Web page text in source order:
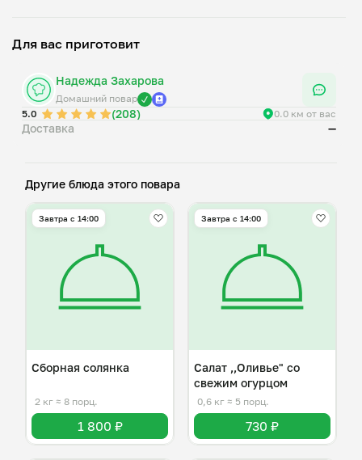
Для вас приготовит
Надежда Захарова
Домашний повар
5.0
(208) 0.0 км от вас
Доставка —
Другие блюда этого повара
Завтра c 14:00
Сборная солянка
2 кг ≈ 8 порц.
1 800 ₽
Завтра c 14:00
Салат ,,Оливье" со
свежим огурцом
0,6 кг ≈ 5 порц.
730 ₽